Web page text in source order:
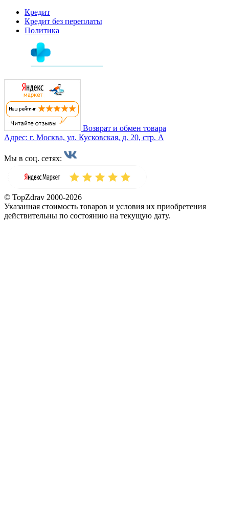
Кредит
Кредит без переплаты
Политика
Возврат и обмен товара
Адрес: г. Москва, ул. Кусковская, д. 20, стр. А
Мы в соц. сетях:
© TopZdrav 2000-2026
Указанная стоимость товаров и условия их приобретения
действительны по состоянию на текущую дату.